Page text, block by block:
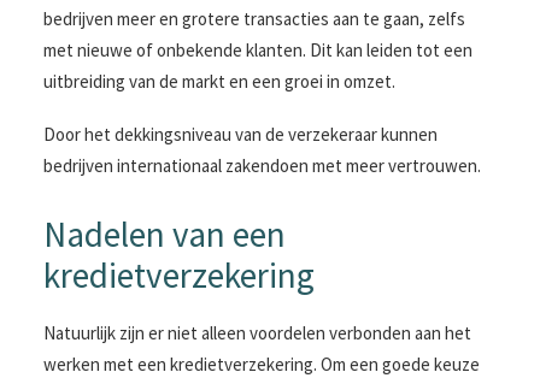
bedrijven meer en grotere transacties aan te gaan, zelfs
met nieuwe of onbekende klanten. Dit kan leiden tot een
uitbreiding van de markt en een groei in omzet.
Door het dekkingsniveau van de verzekeraar kunnen
bedrijven internationaal zakendoen met meer vertrouwen.
Nadelen van een
kredietverzekering
Natuurlijk zijn er niet alleen voordelen verbonden aan het
werken met een kredietverzekering. Om een goede keuze